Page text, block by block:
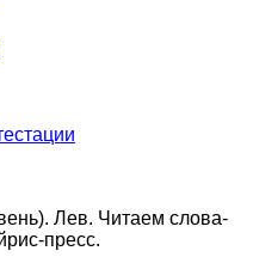
Лев. Читаем слова-
пресс.